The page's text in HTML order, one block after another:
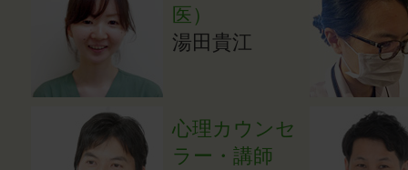
医）
湯田貴江
心理カウンセ
ラー・講師